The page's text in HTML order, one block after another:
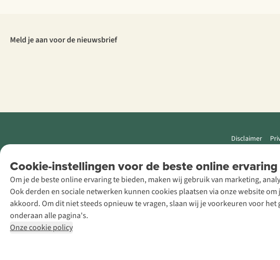
Cookie-instellingen voor de beste online ervaring
Om je de beste online ervaring te bieden, maken wij gebruik van marketing,
Ook derden en sociale netwerken kunnen cookies plaatsen via onze website
akkoord. Om dit niet steeds opnieuw te vragen, slaan wij je voorkeuren voor
onderaan alle pagina's.
Onze cookie policy
Meld je aan voor de nieuwsbrief
Disclaimer
Retail Concepts
NV,
Smallandlaan
9, B-2660
Hoboken
+32 (0)3 828
30 15